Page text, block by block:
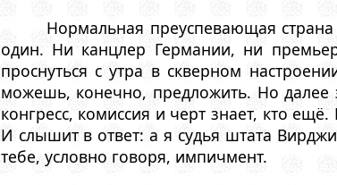
Нормальная преуспевающая
один. Ни канцлер Германии, ни
проснуться с утра в скверном
можешь, конечно, предложить. Но далее
конгресс, комиссия и черт знает, кто
И слышит в ответ: а я судья штата
тебе, условно говоря, импичмент.